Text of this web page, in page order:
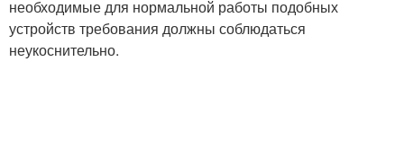
необходимые для нормальной работы подобных
устройств требования должны соблюдаться
неукоснительно.